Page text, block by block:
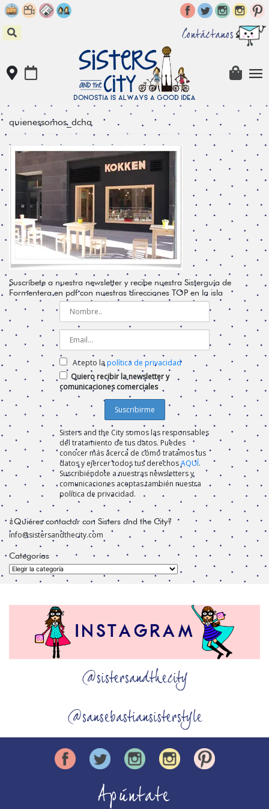
Skip
to
content
Contáctanos
quienessomos_dcha
Suscríbete a nuestra newsletter y recibe nuestra Sisterguía de
Formentera en pdf con nuestras direcciones TOP en la isla
Acepto lapolítica de privacidad
Quiero recibir la newsletter y
comunicaciones comerciales
Sisters and the City somos las responsables
del tratamiento de tus datos. Puedes
conocer más acerca de cómo tratamos tus
datos y ejercer todos tus derechosAQUÍ.
Suscribiéndote a nuestras newsletters y
comunicaciones aceptas también nuestra
política de privacidad.
¿Quiéres contactar con Sisters and the City?
info@sistersandthecity.com
Categorías
Categorías
@sistersandthecity
@sansebastiansisterstyle
Apúntate